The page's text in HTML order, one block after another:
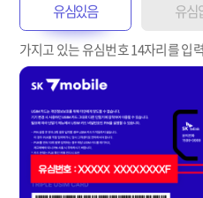
유심있음 유심
가지고 있는 유심번호 14자리를 입